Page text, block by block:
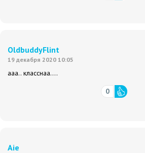
OldbuddyFlint
19 декабря 2020 10:05
ааа.. класснаа....
0
Aie